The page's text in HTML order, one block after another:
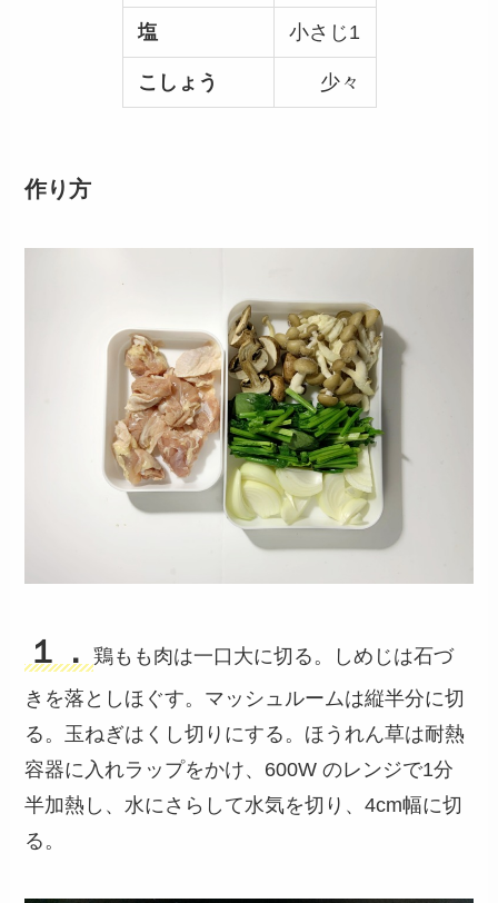
塩 小さじ1
こしょう 少々
作り方
１．
鶏もも肉は一口大に切る。しめじは石づ
きを落としほぐす。マッシュルームは縦半分に切
る。玉ねぎはくし切りにする。ほうれん草は耐熱
容器に入れラップをかけ、600W のレンジで1分
半加熱し、水にさらして水気を切り、4cm幅に切
る。